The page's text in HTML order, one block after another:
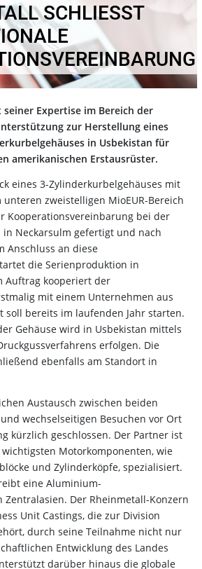
SCHLIESST I
K
Expertise im Bereich der
zur Herstellung eines
in Usbekistan für
amerikanischen Erstausrüster.
eines 3-Zylinderkurbelgehäuses mit
zweistelligen MioEUR-Bereich
Kooperationsvereinbarung bei der
in Neckarsulm gefertigt und nach
Anschluss an diese
die Serienproduktion in
Auftrag kooperiert der
mit einem Unternehmen aus
soll bereits im laufenden Jahr starten.
Gehäuse wird in Usbekistan mittels
erfolgen. Die
ebenfalls am Standort in
Austausch zwischen beiden
wechselseitigen Besuchen vor Ort
kürzlich geschlossen. Der Partner ist
Motorkomponenten, wie
und Zylinderköpfe, spezialisiert.
eine Aluminium-
Der Rheinmetall-Konzern
Unit Castings, die zur Division
durch seine Teilnahme nicht nur
Entwicklung des Landes
darüber hinaus die globale